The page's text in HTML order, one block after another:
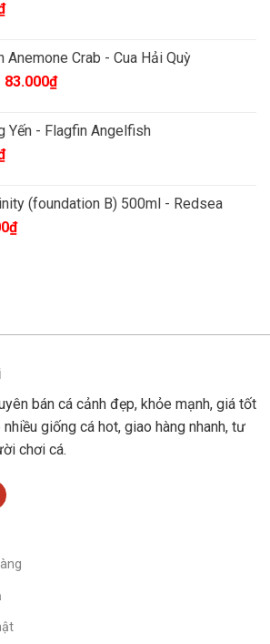
Anemone Crab - Cua Hải Quỳ
Giá
85.000₫.
83.000₫Giá
là:
Yến - Flagfin Angelfish
(foundation B) 500ml - Redsea
₫
bán cá cảnh đẹp, khỏe mạnh, giá tốt
giống cá hot, giao hàng nhanh, tư
chơi cá.